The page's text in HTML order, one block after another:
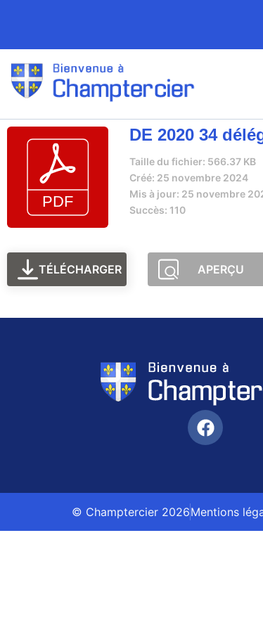
DE 2020 34
Taille du fichier: 566.37 KB
Créé: 25 novembre 2024
Mis à jour: 25 novembre
Succès: 110
TÉLÉCHARGER APERÇU
© Champtercier 2026Mentions